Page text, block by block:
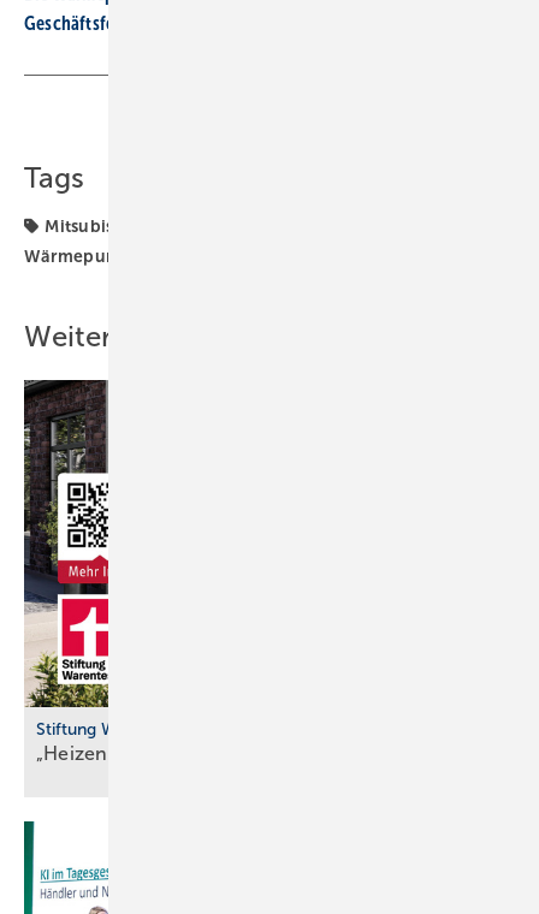
Geschäftsfeld Wärmepumpe: Neue Technik – neue Möglichkeiten
Tags
Mitsubishi Electric
Wärmepumpe
Weitere Inhalte
Stiftung Warentest
„Heizen mit Wär­me­pum­pen güns­ti­ger als